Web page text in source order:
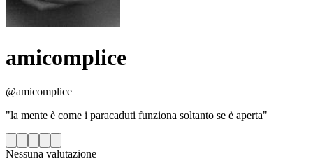
amicomplice
@amicomplice
"la mente è come i paracaduti funziona soltanto se è aperta"
Nessuna valutazione